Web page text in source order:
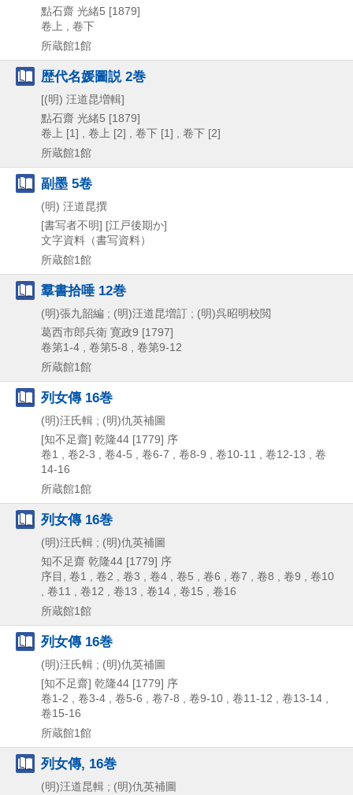
點石齋 光緒5 [1879]
卷上 , 卷下
所蔵館1館
歴代名媛圖説 2巻
[(明) 汪道昆増輯]
點石齋 光緒5 [1879]
卷上 [1] , 卷上 [2] , 卷下 [1] , 卷下 [2]
所蔵館1館
副墨 5卷
(明) 汪道昆撰
[書写者不明] [江戸後期か]
文字資料（書写資料）
所蔵館1館
羣書拾唾 12巻
(明)張九韶編 ; (明)汪道昆増訂 ; (明)呉昭明校閲
葛西市郎兵衛 寛政9 [1797]
卷第1-4 , 卷第5-8 , 卷第9-12
所蔵館1館
列女傳 16巻
(明)汪氏輯 ; (明)仇英補圖
[知不足齋] 乾隆44 [1779] 序
卷1 , 卷2-3 , 卷4-5 , 卷6-7 , 卷8-9 , 卷10-11 , 卷12-13 , 卷
14-16
所蔵館1館
列女傳 16巻
(明)汪氏輯 ; (明)仇英補圖
知不足齋 乾隆44 [1779] 序
序目, 卷1 , 卷2 , 卷3 , 卷4 , 卷5 , 卷6 , 卷7 , 卷8 , 卷9 , 卷10
, 卷11 , 卷12 , 卷13 , 卷14 , 卷15 , 卷16
所蔵館1館
列女傳 16巻
(明)汪氏輯 ; (明)仇英補圖
[知不足齋] 乾隆44 [1779] 序
卷1-2 , 卷3-4 , 卷5-6 , 卷7-8 , 卷9-10 , 卷11-12 , 卷13-14 ,
卷15-16
所蔵館1館
列女傳, 16巻
(明)汪道昆輯 ; (明)仇英補圖